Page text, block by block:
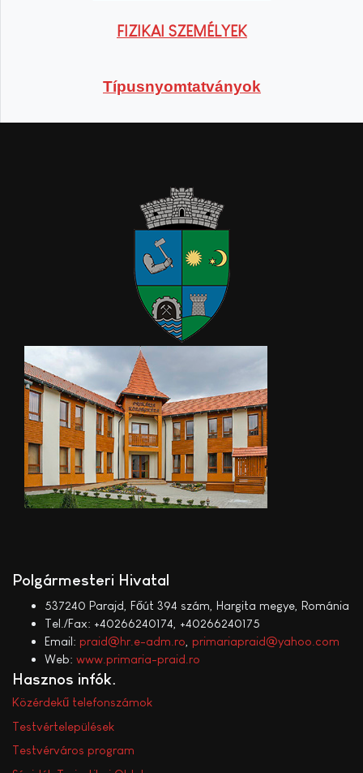
FIZIKAI SZEMÉLYEK
Típusnyomtatványok
Polgármesteri Hivatal
537240 Parajd, Főút 394 szám, Hargita megye, Románia
Tel./Fax: +40266240174, +40266240175
Email: praid@hr.e-adm.ro primariapraid@yahoo.com
Web: www.primaria-praid.ro
Hasznos infók
Közérdekű telefonszámok
Testvértelepülések
Testvérváros program